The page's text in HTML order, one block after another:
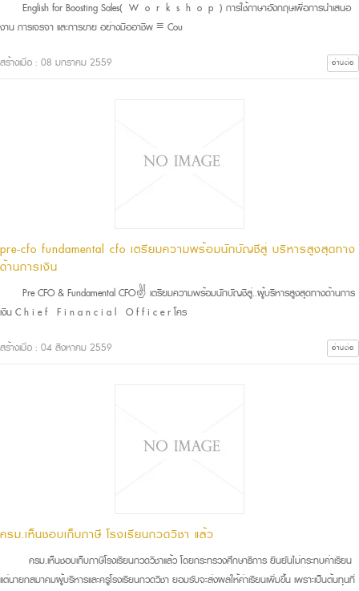
English for Boosting Sales( W o r k s h o p ) การใช้ภาษาอังกฤษเพื่อการนำเสนอ
งาน การเจรจา และการขาย อย่างมืออาชีพ ≡ Cou
สร้างเมื่อ : 08 มกราคม 2559 อ่านต่อ
pre-cfo fundamental cfo เตรียมความพร้อมนักบัญชีสู่ บริหารสูงสุดทาง
ด้านการเงิน
Pre CFO & Fundamental CFO✌ เตรียมความพร้อมนักบัญชีสู่..ผู้บริหารสูงสุดทางด้านการ
เงิน C h i e f F i n a n c i a l O f f i c e r โคร
สร้างเมื่อ : 04 สิงหาคม 2559 อ่านต่อ
ครม.เห็นชอบเก็บภาษี โรงเรียนกวดวิชา แล้ว
ครม.เห็นชอบเก็บภาษีโรงเรียนกวดวิชาแล้ว โดยกระทรวงศึกษาธิการ ยืนยันไม่กระทบค่าเรียน
แต่นายกสมาคมผู้บริหารและครูโรงเรียนกวดวิ­ชา ยอมรับจะส่งผลให้ค่าเรียนเพิ่มขึ้น เพราะเป็นต้นทุนที่